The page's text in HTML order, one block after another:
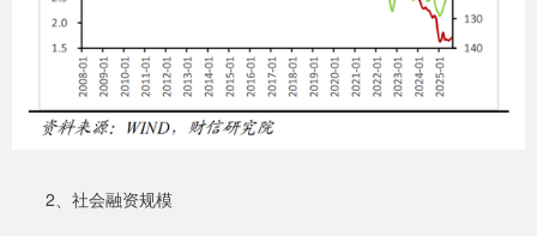
2、社会融资规模